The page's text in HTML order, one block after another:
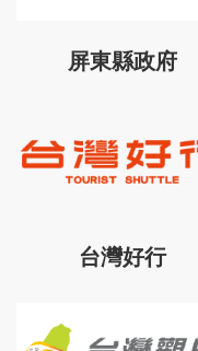
屏東縣政府
台灣好行